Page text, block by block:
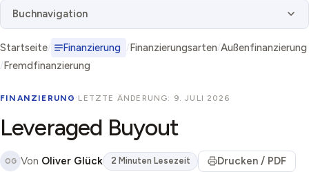
Buchnavigation
Startseite Finanzierung Finanzierungsarten Außenfinanzierung
Fremdfinanzierung
FINANZIERUNG · LETZTE ÄNDERUNG: 9. JULI 2026
Leveraged Buyout
OG Von Oliver Glück 2 Minuten Lesezeit Drucken / PDF